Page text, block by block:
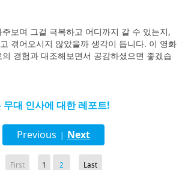
보며 그걸 극복하고 어디까지 갈 수 있는지,
겪어오시지 않았을까 생각이 듭니다. 이 영화
경험과 대조해보면서 공감하셨으면 좋겠습
대 인사에 대한 레포트!
Previous | Next
First 1 2 Last